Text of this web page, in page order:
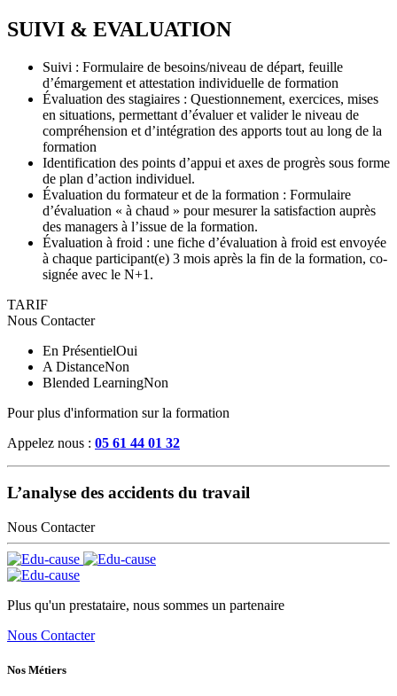
SUIVI & EVALUATION
Suivi : Formulaire de besoins/niveau de départ, feuille
d’émargement et attestation individuelle de formation
Évaluation des stagiaires : Questionnement, exercices, mises
en situations, permettant d’évaluer et valider le niveau de
compréhension et d’intégration des apports tout au long de la
formation
Identification des points d’appui et axes de progrès sous forme
de plan d’action individuel.
Évaluation du formateur et de la formation : Formulaire
d’évaluation « à chaud » pour mesurer la satisfaction auprès
des managers à l’issue de la formation.
Évaluation à froid : une fiche d’évaluation à froid est envoyée
à chaque participant(e) 3 mois après la fin de la formation, co-
signée avec le N+1.
TARIF
Nous Contacter
En PrésentielOui
A DistanceNon
Blended LearningNon
Pour plus d'information sur la formation
Appelez nous : 05 61 44 01 32
L’analyse des accidents du travail
Nous Contacter
Plus qu'un prestataire, nous sommes un partenaire
Nous Contacter
Nos Métiers